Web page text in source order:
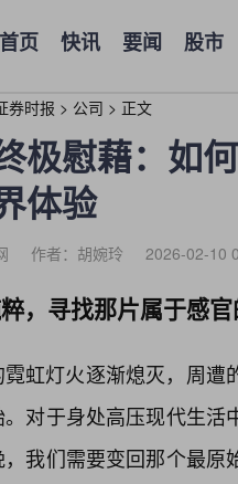
首页 快讯 要闻 股市
券时报 > 公司 > 正文
极慰藉：如
体验
作者：胡婉玲 2026-02-10
，寻找那片属于感
虹灯火逐渐熄灭，周遭
对于身处高压现代生
我们需要变回那个最